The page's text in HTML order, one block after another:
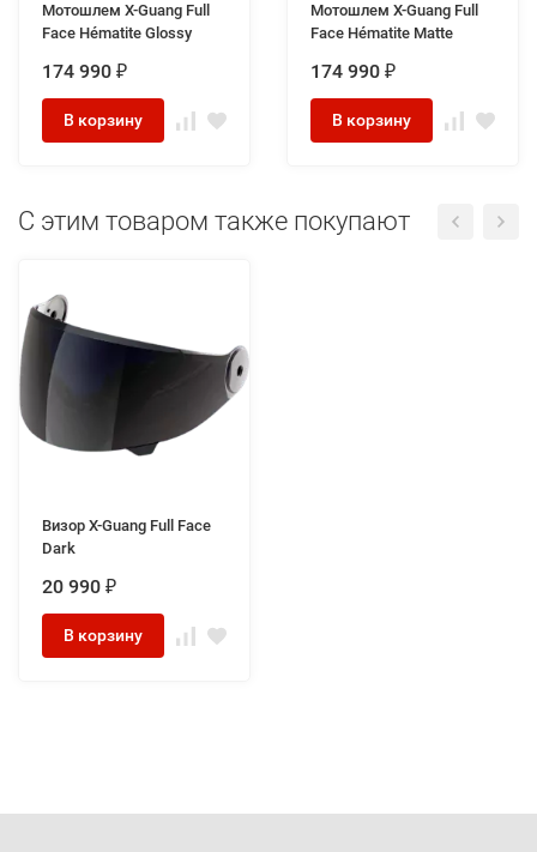
Мотошлем X-Guang Full
Face Hématite Glossy
174 990 ₽
В корзину
Мотошлем X-Guang Full
Face Hématite Matte
174 990 ₽
В корзину
C этим товаром также покупают
Визор X-Guang Full Face
Dark
20 990 ₽
В корзину